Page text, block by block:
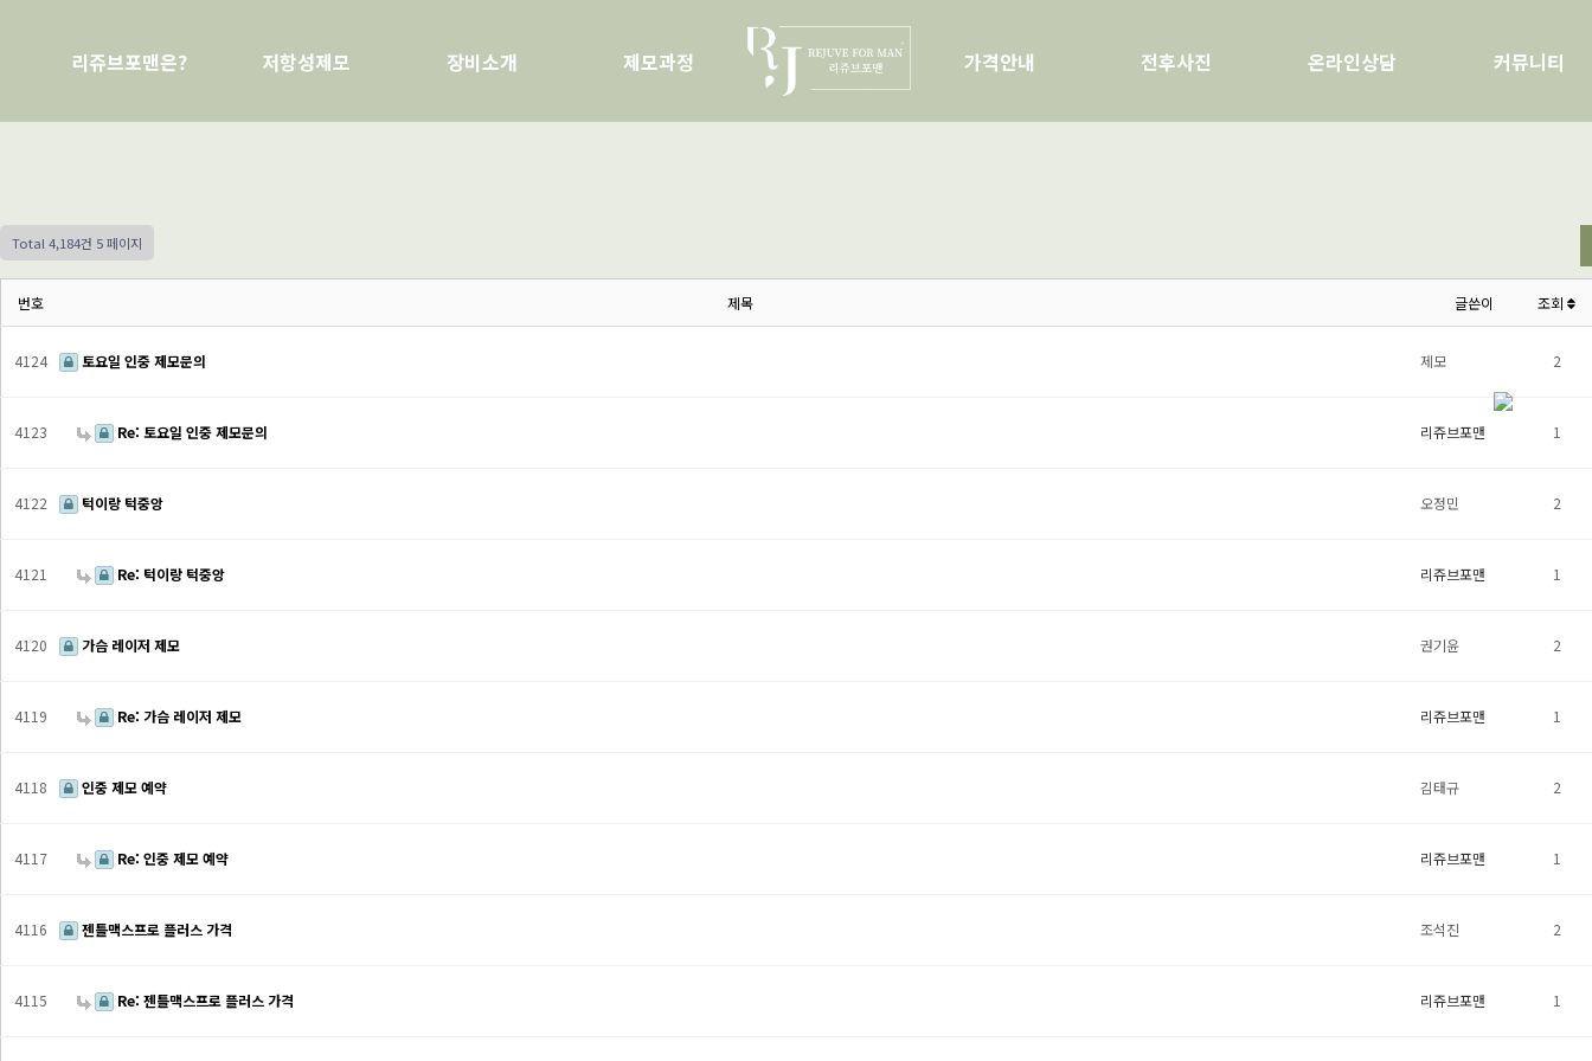
리쥬브포맨은? 저항성제모 장비소개 제모과정 가격안내 전후사진 온라인상담 커뮤니티
Total 4,184건 5 페이지
번호 제목 글쓴이 조회
4124 토요일 인중 제모문의 제모 2
4123 Re: 토요일 인중 제모문의 리쥬브포맨 1
4122 턱이랑 턱중앙 오정민 2
4121 Re: 턱이랑 턱중앙 리쥬브포맨 1
4120 가슴 레이저 제모 권기윤 2
4119 Re: 가슴 레이저 제모 리쥬브포맨 1
4118 인중 제모 예약 김태규 2
4117 Re: 인중 제모 예약 리쥬브포맨 1
4116 젠틀맥스프로 플러스 가격 조석진 2
4115 Re: 젠틀맥스프로 플러스 가격 리쥬브포맨 1